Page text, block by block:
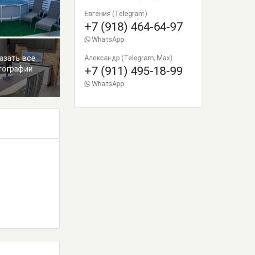
все
Евгения (Telegram)
+7 (918) 464-64-97
WhatsApp
Александр (Telegram, Max)
+7 (911) 495-18-99
WhatsApp